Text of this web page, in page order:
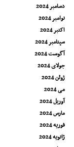
دسامبر 2024
نوامبر 2024
اکتبر 2024
سپتامبر 2024
آگوست 2024
جولای 2024
ژوئن 2024
می 2024
آوریل 2024
مارس 2024
فوریه 2024
ژانویه 2024